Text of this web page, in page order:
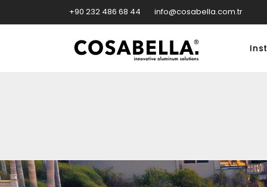
+90 232 486 68 44 info@cosabella.com.tr